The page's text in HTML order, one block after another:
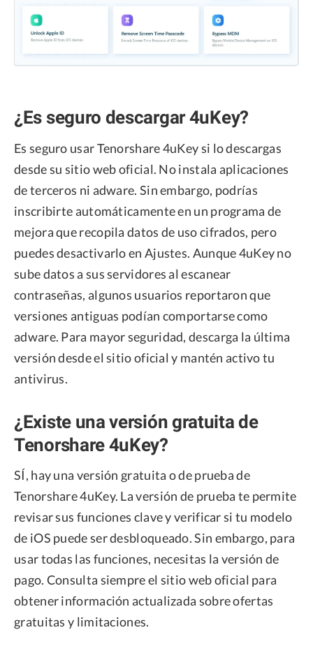
¿Es seguro descargar 4uKey?
Es seguro usar Tenorshare 4uKey si lo descargas
desde su sitio web oficial. No instala aplicaciones
de terceros ni adware. Sin embargo, podrías
inscribirte automáticamente en un programa de
mejora que recopila datos de uso cifrados, pero
puedes desactivarlo en Ajustes. Aunque 4uKey no
sube datos a sus servidores al escanear
contraseñas, algunos usuarios reportaron que
versiones antiguas podían comportarse como
adware. Para mayor seguridad, descarga la última
versión desde el sitio oficial y mantén activo tu
antivirus.
¿Existe una versión gratuita de
Tenorshare 4uKey?
SÍ, hay una versión gratuita o de prueba de
Tenorshare 4uKey. La versión de prueba te permite
revisar sus funciones clave y verificar si tu modelo
de iOS puede ser desbloqueado. Sin embargo, para
usar todas las funciones, necesitas la versión de
pago. Consulta siempre el sitio web oficial para
obtener información actualizada sobre ofertas
gratuitas y limitaciones.